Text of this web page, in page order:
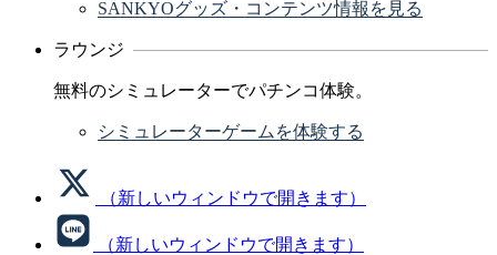
SANKYOグッズ・コンテンツ情報を見る
ラウンジ
無料のシミュレーターでパチンコ体験。
シミュレーターゲームを体験する
（新しいウィンドウで開きます）
（新しいウィンドウで開きます）